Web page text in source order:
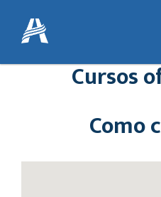
Cursos
Como